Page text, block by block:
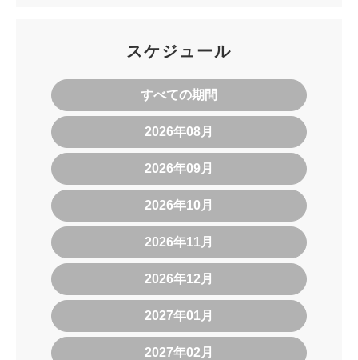
スケジュール
すべての期間
2026年08月
2026年09月
2026年10月
2026年11月
2026年12月
2027年01月
2027年02月